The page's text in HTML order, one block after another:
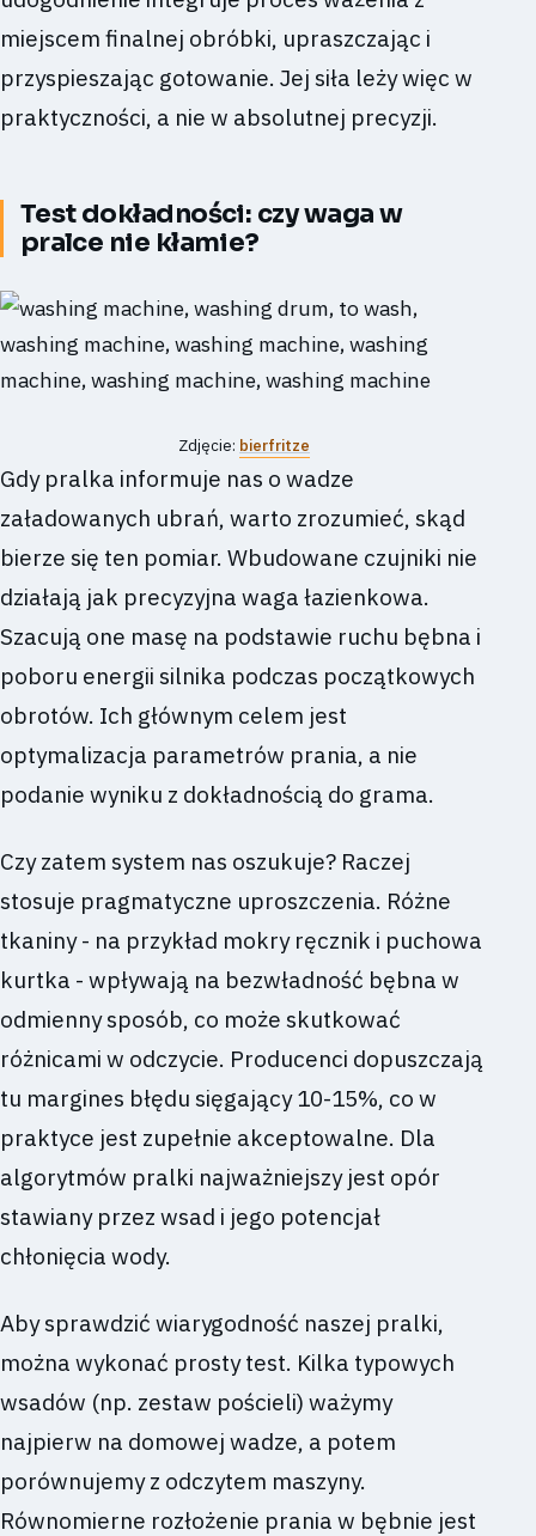
miejscem finalnej obróbki, upraszczając i
przyspieszając gotowanie. Jej siła leży więc w
praktyczności, a nie w absolutnej precyzji.
Test dokładności: czy waga w
pralce nie kłamie?
Zdjęcie: bierfritze
Gdy pralka informuje nas o wadze
załadowanych ubrań, warto zrozumieć, skąd
bierze się ten pomiar. Wbudowane czujniki nie
działają jak precyzyjna waga łazienkowa.
Szacują one masę na podstawie ruchu bębna i
poboru energii silnika podczas początkowych
obrotów. Ich głównym celem jest
optymalizacja parametrów prania, a nie
podanie wyniku z dokładnością do grama.
Czy zatem system nas oszukuje? Raczej
stosuje pragmatyczne uproszczenia. Różne
tkaniny - na przykład mokry ręcznik i puchowa
kurtka - wpływają na bezwładność bębna w
odmienny sposób, co może skutkować
różnicami w odczycie. Producenci dopuszczają
tu margines błędu sięgający 10-15%, co w
praktyce jest zupełnie akceptowalne. Dla
algorytmów pralki najważniejszy jest opór
stawiany przez wsad i jego potencjał
chłonięcia wody.
Aby sprawdzić wiarygodność naszej pralki,
można wykonać prosty test. Kilka typowych
wsadów (np. zestaw pościeli) ważymy
najpierw na domowej wadze, a potem
porównujemy z odczytem maszyny.
Równomierne rozłożenie prania w bębnie jest